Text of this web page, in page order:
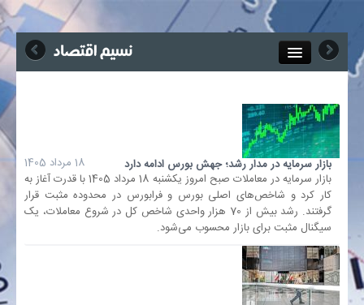
جذب خبرنگار
آگهی استخدام
پیوند‌ها
چند رسانه‌ای
بازار سرمایه در مدار رشد؛ جهش بورس ادامه دارد
18 مرداد 1405
بازار سرمایه در معاملات صبح امروز یکشنبه 18 مرداد 1405 با قدرت آغاز به
کار کرد و شاخص‌های اصلی بورس و فرابورس در محدوده مثبت قرار
گرفتند. رشد بیش از 70 هزار واحدی شاخص کل در شروع معاملات، یک
سیگنال مثبت برای بازار محسوب می‌شود.